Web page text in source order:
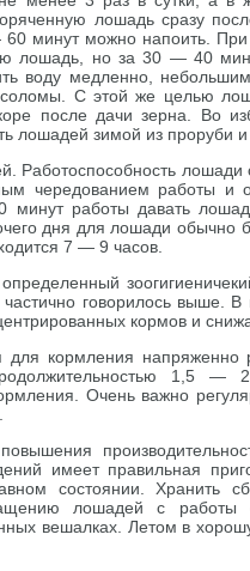
лошадь сразу
минут можно напоить.
лошадь, но за 30 — 40
воду медленно,
С этой же целью
после дачи зерна. Во
лошадей зимой из проруби
Работоспособность лошади
чередованием работы и
минут работы давать
дня для лошади обычно
7 — 9 часов.
говорилось выше. В
кормов и
для кормления
1,5 —
Очень важно
имеет правильная
состоянии. Хранить
лошадей с работы
вешалках. Летом в